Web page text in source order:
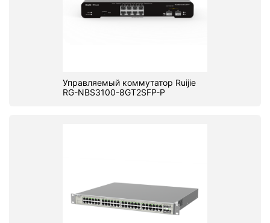
Управляемый коммутатор Ruijie
RG-NBS3100-8GT2SFP-P